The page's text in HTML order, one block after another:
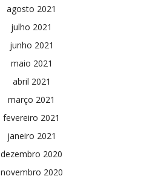
agosto 2021
julho 2021
junho 2021
maio 2021
abril 2021
março 2021
fevereiro 2021
janeiro 2021
dezembro 2020
novembro 2020